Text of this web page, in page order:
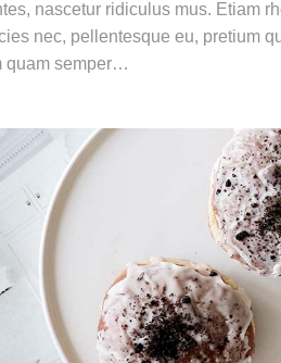
nascetur ridiculus mus. Etiam
nec, pellentesque eu, pretium
quam semper…